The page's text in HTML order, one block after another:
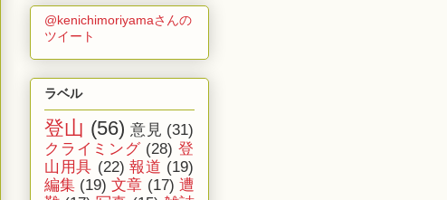
@kenichimoriyamaさんの
ツイート
ラベル
登山 (56) 意見 (31)
クライミング (28) 登
山用具 (22) 報道 (19)
編集 (19) 文章 (17) 遭